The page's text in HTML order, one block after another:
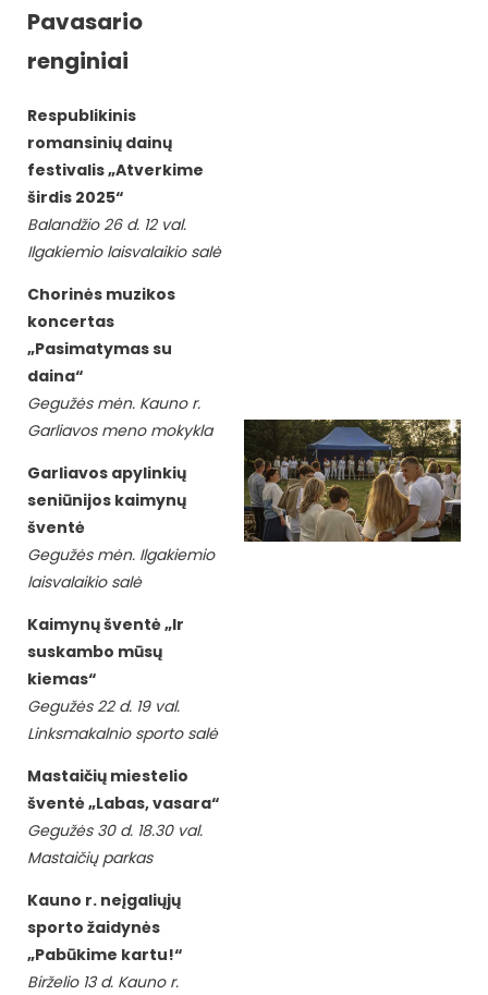
Pavasario
renginiai
Respublikinis
romansinių dainų
festivalis „Atverkime
širdis 2025“
Balandžio 26 d. 12 val.
Ilgakiemio laisvalaikio salė
Chorinės muzikos
koncertas
„Pasimatymas su
daina“
Gegužės mėn. Kauno r.
Garliavos meno mokykla
Garliavos apylinkių
seniūnijos kaimynų
šventė
Gegužės mėn. Ilgakiemio
laisvalaikio salė
Kaimynų šventė „Ir
suskambo mūsų
kiemas“
Gegužės 22 d. 19 val.
Linksmakalnio sporto salė
Mastaičių miestelio
šventė „Labas, vasara“
Gegužės 30 d. 18.30 val.
Mastaičių parkas
Kauno r. neįgaliųjų
sporto žaidynės
„Pabūkime kartu!“
Birželio 13 d. Kauno r.